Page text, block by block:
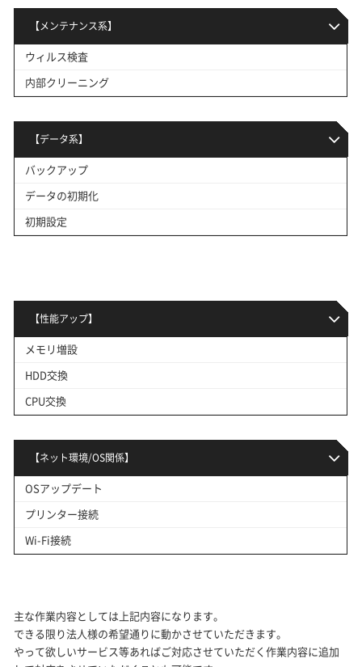
【メンテナンス系】
ウィルス検査
内部クリーニング
【データ系】
バックアップ
データの初期化
初期設定
【性能アップ】
メモリ増設
HDD交換
CPU交換
【ネット環境/OS関係】
OSアップデート
プリンター接続
Wi-Fi接続
主な作業内容としては上記内容になります。
できる限り法人様の希望通りに動かさせていただきます。
やって欲しいサービス等あればご対応させていただく作業内容に追加